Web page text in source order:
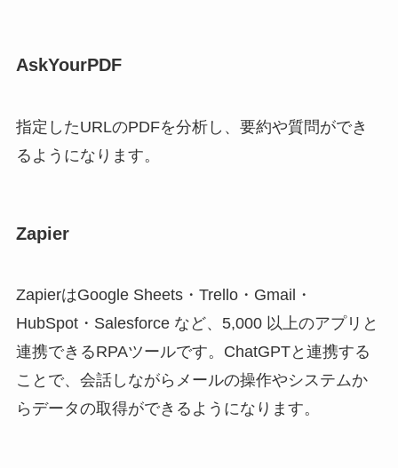
AskYourPDF
指定したURLのPDFを分析し、要約や質問ができ
るようになります。
Zapier
ZapierはGoogle Sheets・Trello・Gmail・
HubSpot・Salesforce など、5,000 以上のアプリと
連携できるRPAツールです。ChatGPTと連携する
ことで、会話しながらメールの操作やシステムか
らデータの取得ができるようになります。